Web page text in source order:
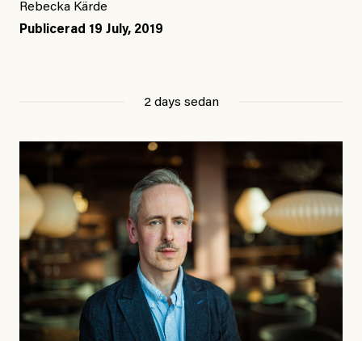
Rebecka Kärde
Publicerad 19 July, 2019
2 days sedan